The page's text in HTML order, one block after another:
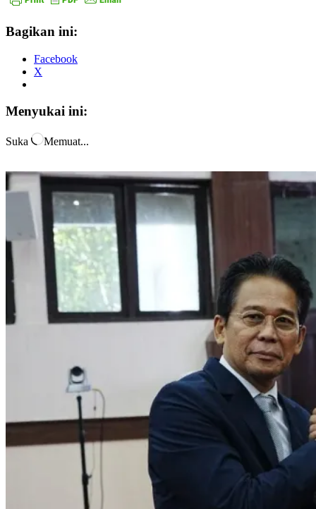
Bagikan ini:
Facebook
X
Menyukai ini:
Suka Memuat...